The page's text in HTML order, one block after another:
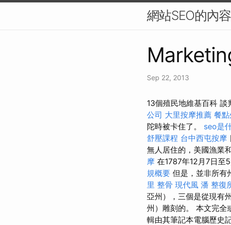
網站SEO的內
Sep 22, 2013
13個殖民地維基百科 談
公司 大里按摩推薦 餐
陀時被卡住了。 seo是
舒壓課程 台中西屯按摩
無人居住的，美國漁業
摩 在1787年12月7日至
規概要 但是，並非所有
里 整骨 現代風 潘 整復
亞州），三個是從現有
州）雕刻的。 本文完全
輯由其筆記本電腦歷史